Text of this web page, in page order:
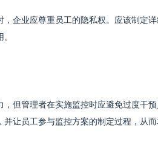
，企业应尊重员工的隐私权。应该制定
，但管理者在实施监控时应避免过度干
并让员工参与监控方案的制定过程，从